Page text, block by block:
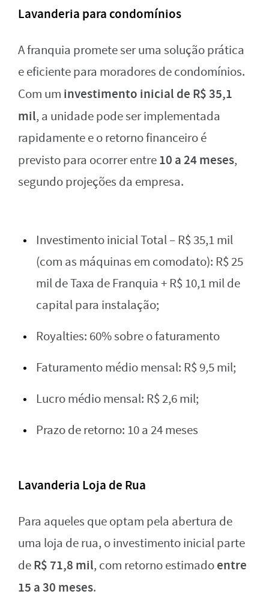
Lavanderia para condomínios
A franquia promete ser uma solução prática
e eficiente para moradores de condomínios.
Com um investimento inicial de R$ 35,1
mil, a unidade pode ser implementada
rapidamente e o retorno financeiro é
previsto para ocorrer entre10 a 24 meses,
segundo projeções da empresa.
Investimento inicial Total – R$ 35,1 mil
(com as máquinas em comodato): R$ 25
mil de Taxa de Franquia + R$ 10,1 mil de
capital para instalação;
Royalties: 60% sobre o faturamento
Faturamento médio mensal: R$ 9,5 mil;
Lucro médio mensal: R$ 2,6 mil;
Prazo de retorno: 10 a 24 meses
Lavanderia Loja de Rua
Para aqueles que optam pela abertura de
uma loja de rua, o investimento inicial parte
deR$ 71,8 mil, com retorno estimadoentre
15 a 30 meses.